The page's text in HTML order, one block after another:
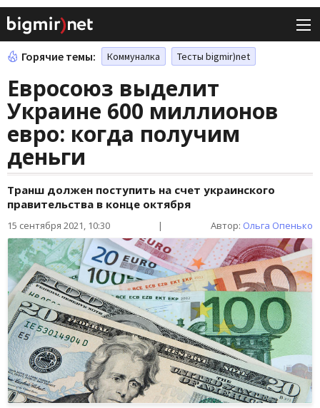
Горячие темы: Коммуналка Тесты bigmir)net
Евросоюз выделит
Украине 600 миллионов
евро: когда получим
деньги
Транш должен поступить на счет украинского
правительства в конце октября
15 сентября 2021, 10:30 | Автор: Ольга Опенько